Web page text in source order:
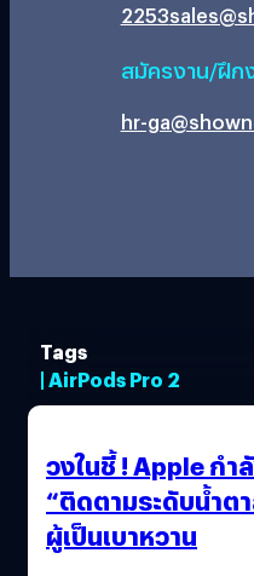
2253
สมัครงาน/ฝึก
hr-
Tags
| AirPods Pro 2
วงในชี้ ! Apple ก
“ติดตามระดับน้ำต
ผู้เป็นเบาหวาน